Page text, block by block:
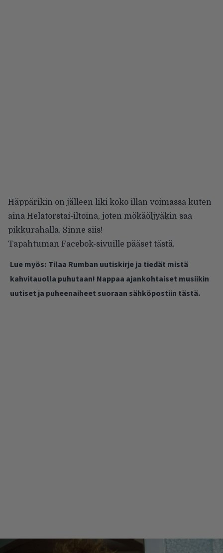
Häppärikin on jälleen liki koko illan voimassa kuten
aina Helatorstai-iltoina, joten mökäöljyäkin saa
pikkurahalla. Sinne siis!
Tapahtuman Facebok-sivuille pääset tästä.
Lue myös: Tilaa Rumban uutiskirje ja tiedät mistä
kahvitauolla puhutaan! Nappaa ajankohtaiset musiikin
uutiset ja puheenaiheet suoraan sähköpostiin tästä.